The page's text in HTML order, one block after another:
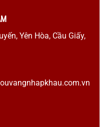
Yên Hòa, Cầu Giấy,